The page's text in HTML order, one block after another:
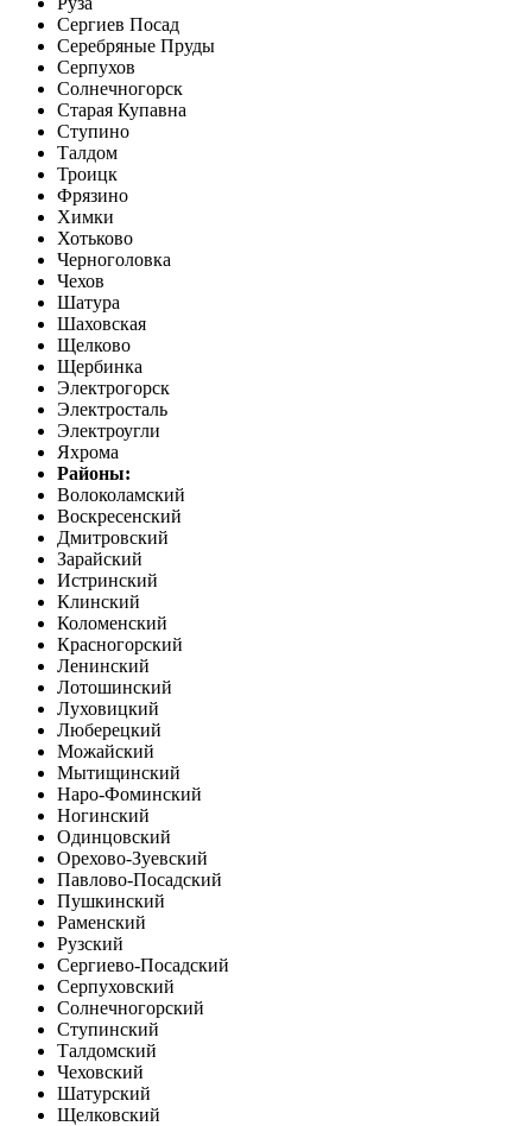
Сергиев Посад
Серебряные Пруды
Серпухов
Солнечногорск
Старая Купавна
Ступино
Талдом
Троицк
Фрязино
Химки
Хотьково
Черноголовка
Чехов
Шатура
Шаховская
Щелково
Щербинка
Электрогорск
Электросталь
Электроугли
Яхрома
Районы:
Волоколамский
Воскресенский
Дмитровский
Зарайский
Истринский
Клинский
Коломенский
Красногорский
Ленинский
Лотошинский
Луховицкий
Люберецкий
Можайский
Мытищинский
Наро-Фоминский
Ногинский
Одинцовский
Орехово-Зуевский
Павлово-Посадский
Пушкинский
Раменский
Рузский
Сергиево-Посадский
Серпуховский
Солнечногорский
Ступинский
Талдомский
Чеховский
Шатурский
Щелковский